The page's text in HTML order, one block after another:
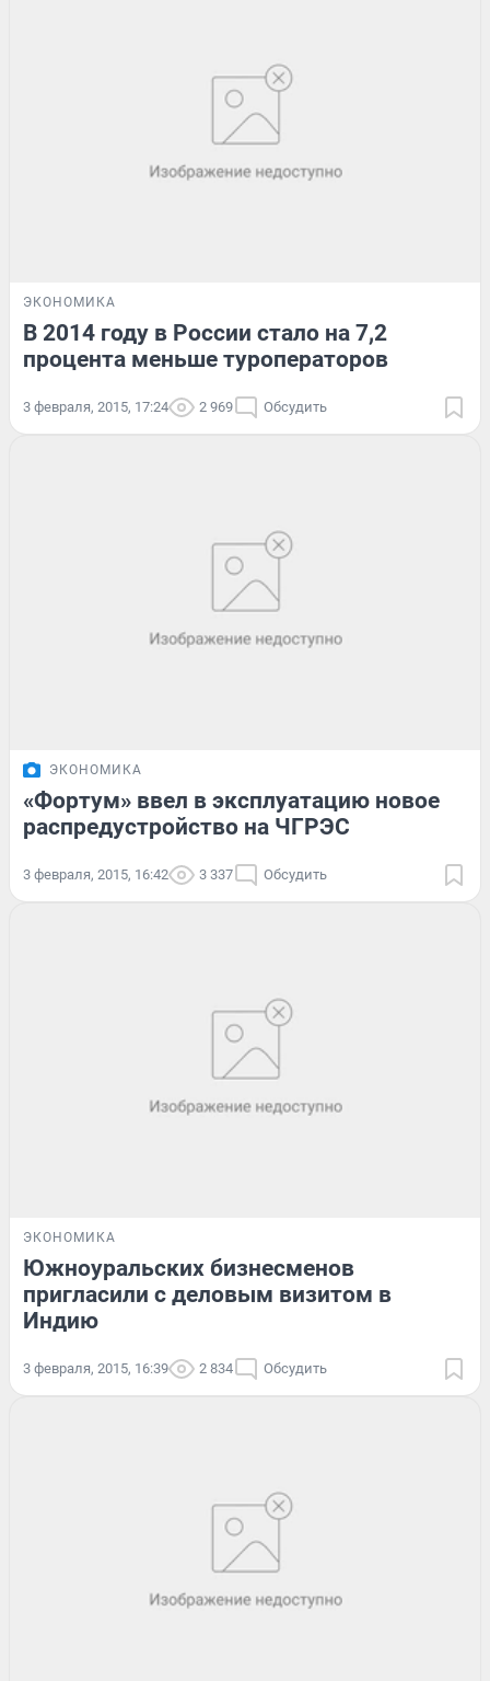
ЭКОНОМИКА
В 2014 году в России стало на 7,2
процента меньше туроператоров
3 февраля, 2015, 17:24 2 969 Обсудить
ЭКОНОМИКА
«Фортум» ввел в эксплуатацию новое
распредустройство на ЧГРЭС
3 февраля, 2015, 16:42 3 337 Обсудить
ЭКОНОМИКА
Южноуральских бизнесменов
пригласили с деловым визитом в
Индию
3 февраля, 2015, 16:39 2 834 Обсудить